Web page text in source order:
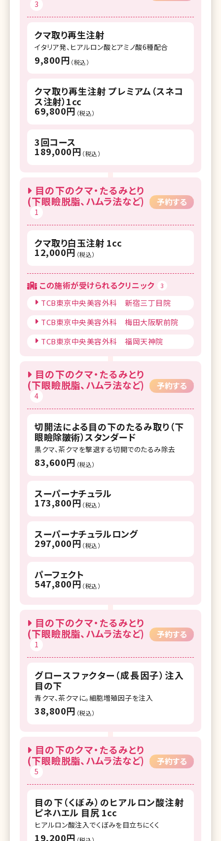
3
クマ取り再生注射
イタリア発、ヒアルロン酸とアミノ酸6種配合
9,800円 （税込）
クマ取り再生注射 プレミアム（スネコ
ス注射）1cc
69,800円 （税込）
3回コース
189,000円 （税込）
目の下のクマ・たるみとり
(下眼瞼脱脂、ハムラ法など)
1
予約する
クマ取り白玉注射 1cc
12,000円 （税込）
この施術が受けられるクリニック 3
TCB東京中央美容外科 新宿三丁目院
TCB東京中央美容外科 梅田大阪駅前院
TCB東京中央美容外科 福岡天神院
目の下のクマ・たるみとり
(下眼瞼脱脂、ハムラ法など)
4
予約する
切開法による目の下のたるみ取り（下
眼瞼除皺術）スタンダード
黒クマ、茶クマを撃退する切開でのたるみ除去
83,600円 （税込）
スーパーナチュラル
173,800円 （税込）
スーパーナチュラルロング
297,000円 （税込）
パーフェクト
547,800円 （税込）
目の下のクマ・たるみとり
(下眼瞼脱脂、ハムラ法など)
1
予約する
グロースファクター（成長因子）注入
目の下
青クマ、茶クマに。細胞増殖因子を注入
38,800円 （税込）
目の下のクマ・たるみとり
(下眼瞼脱脂、ハムラ法など)
5
予約する
目の下（くぼみ）のヒアルロン酸注射
ピネハエル 目尻 1cc
ヒアルロン酸注入でくぼみを目立ちにくく
19,200円